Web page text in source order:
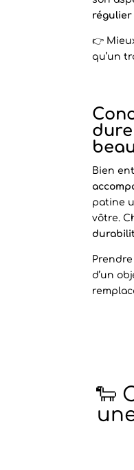
régulier
👉
qu’un
Bien
patine
vôtre.
d’un
🐑